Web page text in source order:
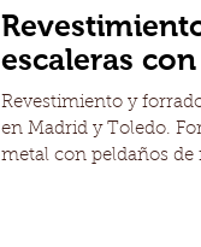
escaleras
Revestimiento y
en Madrid y Toledo.
metal con peldaños de